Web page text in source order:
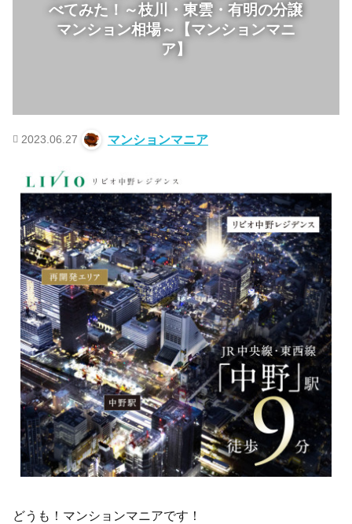
べてみた！～枝川・東雲・有明の分譲
マンション相場～【マンションマニ
ア】
2023.06.27 マンションマニア
どうも！マンションマニアです！